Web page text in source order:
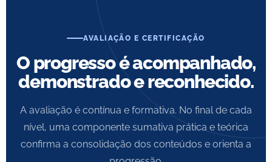
AVALIAÇÃO E CERTIFICAÇÃO
O progresso é acompanhado,
demonstrado e reconhecido.
A avaliação é contínua e formativa. No final de cada
nível, uma componente sumativa prática e teórica
confirma a consolidação dos conteúdos e orienta a